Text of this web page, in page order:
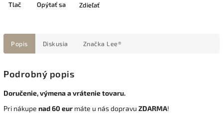
Tlač Opýtať sa Zdieľať
Popis Diskusia Značka Lee®
Podrobný popis
Doručenie, výmena a vrátenie tovaru.
Pri nákupe nad 60 eur máte u nás dopravu ZDARMA!